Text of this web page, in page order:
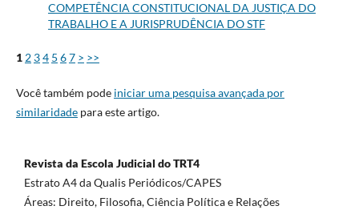
COMPETÊNCIA CONSTITUCIONAL DA JUSTIÇA DO
TRABALHO E A JURISPRUDÊNCIA DO STF
1 2 34 5 67 > >>
Você também pode iniciar uma pesquisa avançada por
similaridadepara este artigo.
Revista da Escola Judicial do TRT4
Estrato A4 da Qualis Periódicos/CAPES
Áreas: Direito, Filosofia, Ciência Política e Relações